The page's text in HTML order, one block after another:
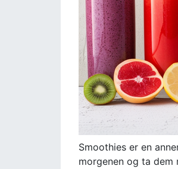
Smoothies er en
morgenen og ta